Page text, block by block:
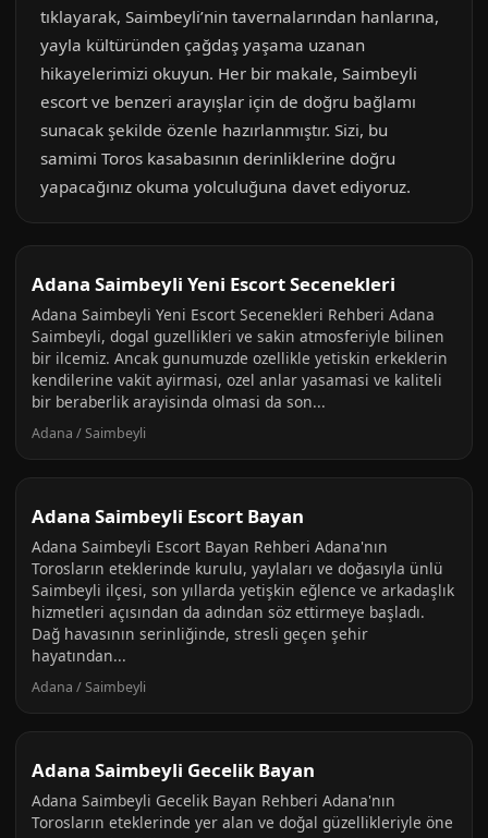
tıklayarak, Saimbeyli’nin tavernalarından hanlarına,
yayla kültüründen çağdaş yaşama uzanan
hikayelerimizi okuyun. Her bir makale, Saimbeyli
escort ve benzeri arayışlar için de doğru bağlamı
sunacak şekilde özenle hazırlanmıştır. Sizi, bu
samimi Toros kasabasının derinliklerine doğru
yapacağınız okuma yolculuğuna davet ediyoruz.
Adana Saimbeyli Yeni Escort Secenekleri
Adana Saimbeyli Yeni Escort Secenekleri Rehberi Adana
Saimbeyli, dogal guzellikleri ve sakin atmosferiyle bilinen
bir ilcemiz. Ancak gunumuzde ozellikle yetiskin erkeklerin
kendilerine vakit ayirmasi, ozel anlar yasamasi ve kaliteli
bir beraberlik arayisinda olmasi da son...
Adana / Saimbeyli
Adana Saimbeyli Escort Bayan
Adana Saimbeyli Escort Bayan Rehberi Adana'nın
Torosların eteklerinde kurulu, yaylaları ve doğasıyla ünlü
Saimbeyli ilçesi, son yıllarda yetişkin eğlence ve arkadaşlık
hizmetleri açısından da adından söz ettirmeye başladı.
Dağ havasının serinliğinde, stresli geçen şehir
hayatından...
Adana / Saimbeyli
Adana Saimbeyli Gecelik Bayan
Adana Saimbeyli Gecelik Bayan Rehberi Adana'nın
Torosların eteklerinde yer alan ve doğal güzellikleriyle öne